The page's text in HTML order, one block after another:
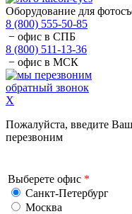
Оборудование для
8 (800) 555-50-85
− офис в СПБ
8 (800) 511-13-36
− офис в МСК
обратный звонок
X
Пожалуйста, введите
перезвоним
Выберете офис *
Санкт-Петербург
Москва